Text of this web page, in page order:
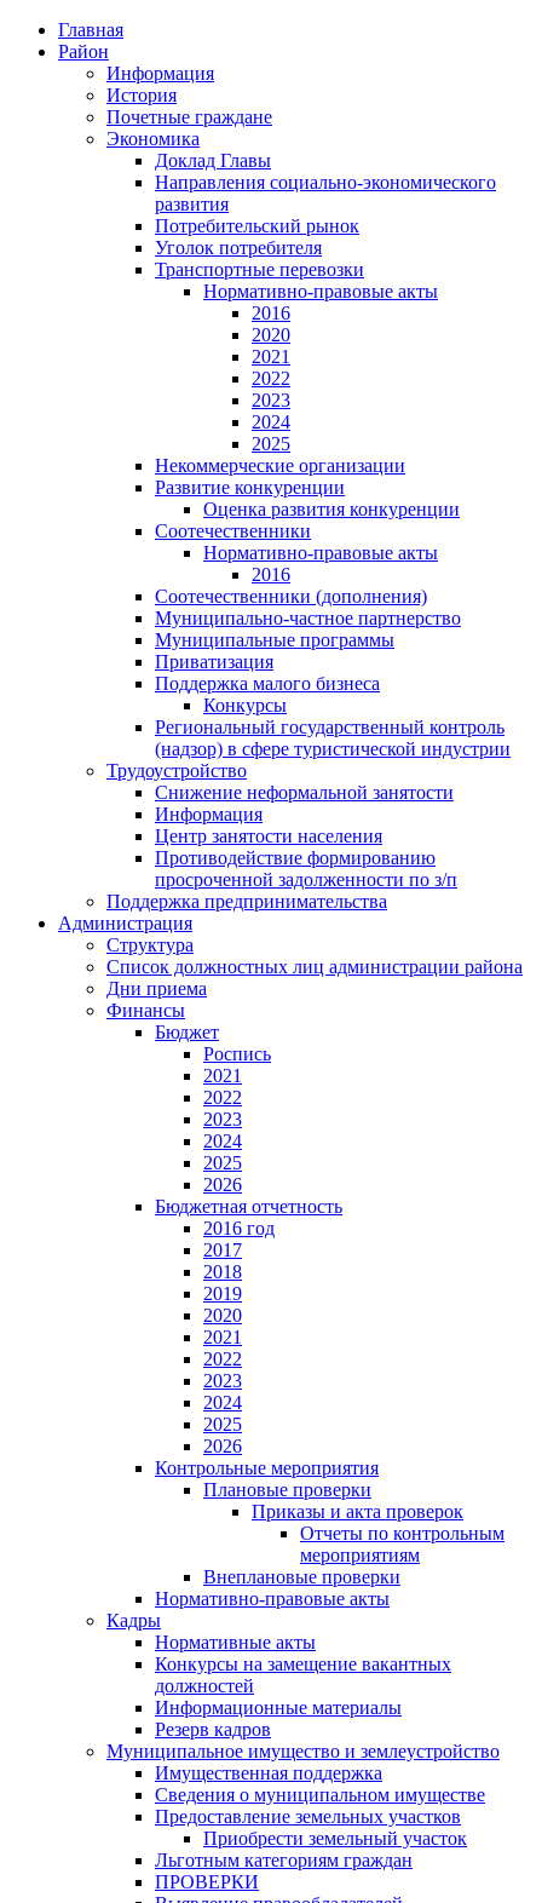
Главная
Район
Информация
История
Почетные граждане
Экономика
Доклад Главы
Направления социально-экономического
развития
Потребительский рынок
Уголок потребителя
Транспортные перевозки
Нормативно-правовые акты
2016
2020
2021
2022
2023
2024
2025
Некоммерческие организации
Развитие конкуренции
Оценка развития конкуренции
Соотечественники
Нормативно-правовые акты
2016
Соотечественники (дополнения)
Муниципально-частное партнерство
Муниципальные программы
Приватизация
Поддержка малого бизнеса
Конкурсы
Региональный государственный контроль
(надзор) в сфере туристической индустрии
Трудоустройство
Снижение неформальной занятости
Информация
Центр занятости населения
Противодействие формированию
просроченной задолженности по з/п
Поддержка предпринимательства
Администрация
Структура
Список должностных лиц администрации района
Дни приема
Финансы
Бюджет
Роспись
2021
2022
2023
2024
2025
2026
Бюджетная отчетность
2016 год
2017
2018
2019
2020
2021
2022
2023
2024
2025
2026
Контрольные мероприятия
Плановые проверки
Приказы и акта проверок
Отчеты по контрольным
мероприятиям
Внеплановые проверки
Нормативно-правовые акты
Кадры
Нормативные акты
Конкурсы на замещение вакантных
должностей
Информационные материалы
Резерв кадров
Муниципальное имущество и землеустройство
Имущественная поддержка
Сведения о муниципальном имуществе
Предоставление земельных участков
Приобрести земельный участок
Льготным категориям граждан
ПРОВЕРКИ